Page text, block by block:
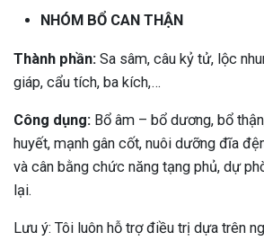
NHÓM BỔ CAN THẬN
Thành phần: Sa sâm, câu kỷ tử, lộc
giáp, cẩu tích, ba kích,…
Công dụng: Bổ âm – bổ dương, bổ
huyết, mạnh gân cốt, nuôi dưỡng đĩa
và cân bằng chức năng tạng phủ, dự
lại.
Lưu ý: Tôi luôn hỗ trợ điều trị dựa trên